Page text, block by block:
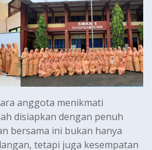
anggota menikmati
disiapkan dengan penuh
bersama ini bukan hanya
tetapi juga kesempatan